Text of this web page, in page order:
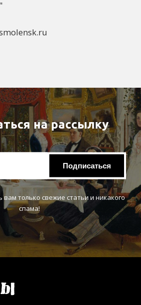
на рассылку
Подписаться
только свежие статьи и никакого
спама!